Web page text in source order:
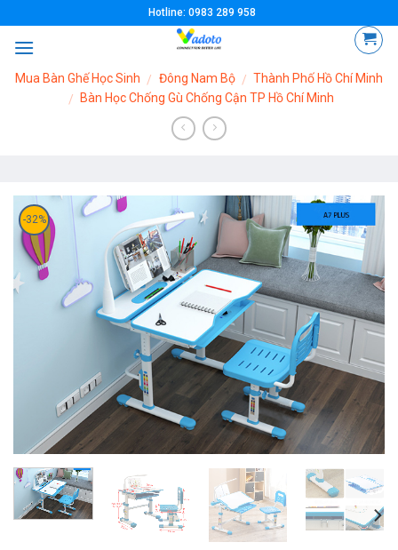
content
Hotline: 0983 289 958
Mua Bàn Ghế Học Sinh / Đông Nam Bộ / Thành Phố Hồ Chí Minh
/
Bàn Học Chống Gù Chống Cận TP Hồ Chí Minh
-32%